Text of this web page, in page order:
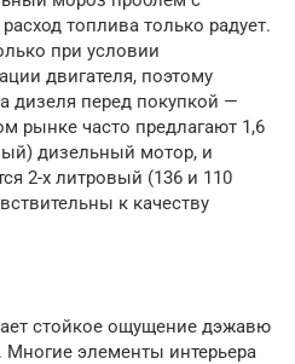
топлива только радует.
при условии
двигателя, поэтому
дизеля перед покупкой —
рынке часто предлагают 1,6
дизельный мотор, и
2-х литровый (136 и 110
к качеству
стойкое ощущение дэжавю
Многие элементы интерьера